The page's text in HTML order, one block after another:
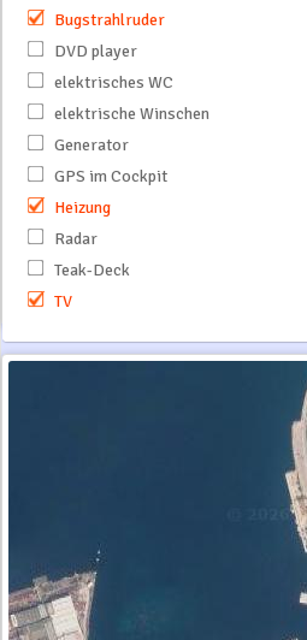
Bugstrahlruder
DVD player
elektrisches WC
elektrische Winschen
Generator
GPS im Cockpit
Heizung
Radar
Teak-Deck
TV